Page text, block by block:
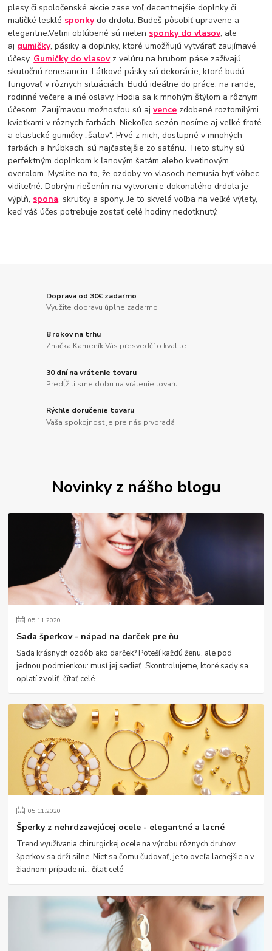
plesy či spoločenské akcie zase voľ decentnejšie doplnky či
maličké lesklé sponkydo drdolu. Budeš pôsobiť upravene a
elegantne.Veľmi obľúbené sú nielen sponky do vlasov, ale
aj gumičky, pásiky a doplnky, ktoré umožňujú vytvárať zaujímavé
účesy. Gumičky do vlasovz velúru na hrubom páse zažívajú
skutočnú renesanciu. Látkové pásky sú dekorácie, ktoré budú
fungovať v rôznych situáciách. Budú ideálne do práce, na rande,
rodinné večere a iné oslavy. Hodia sa k mnohým štýlom a rôznym
účesom. Zaujímavou možnosťou sú ajvence zdobené roztomilými
kvietkami v rôznych farbách. Niekoľko sezón nosíme aj veľké froté
a elastické gumičky „šatov“. Prvé z nich, dostupné v mnohých
farbách a hrúbkach, sú najčastejšie zo saténu. Tieto stuhy sú
perfektným doplnkom k ľanovým šatám alebo kvetinovým
overalom. Myslite na to, že ozdoby vo vlasoch nemusia byť vôbec
viditeľné. Dobrým riešením na vytvorenie dokonalého drdola je
výplň, spona, skrutky a spony. Je to skvelá voľba na veľké výlety,
keď váš účes potrebuje zostať celé hodiny nedotknutý.
Doprava od 30€ zadarmo
Využite dopravu úplne zadarmo
8 rokov na trhu
Značka Kameník Vás presvedčí o kvalite
30 dní na vrátenie tovaru
Predĺžili sme dobu na vrátenie tovaru
Rýchle doručenie tovaru
Vaša spokojnosť je pre nás prvoradá
Novinky z nášho blogu
05.11.2020
Sada šperkov - nápad na darček pre ňu
Sada krásnych ozdôb ako darček? Poteší každú ženu, ale pod
jednou podmienkou: musí jej sedieť. Skontrolujeme, ktoré sady sa
oplatí zvoliť.čítať celé
05.11.2020
Šperky z nehrdzavejúcej ocele - elegantné a lacné
Trend využívania chirurgickej ocele na výrobu rôznych druhov
šperkov sa drží silne. Niet sa čomu čudovať, je to oveľa lacnejšie a v
žiadnom prípade ni...čítať celé